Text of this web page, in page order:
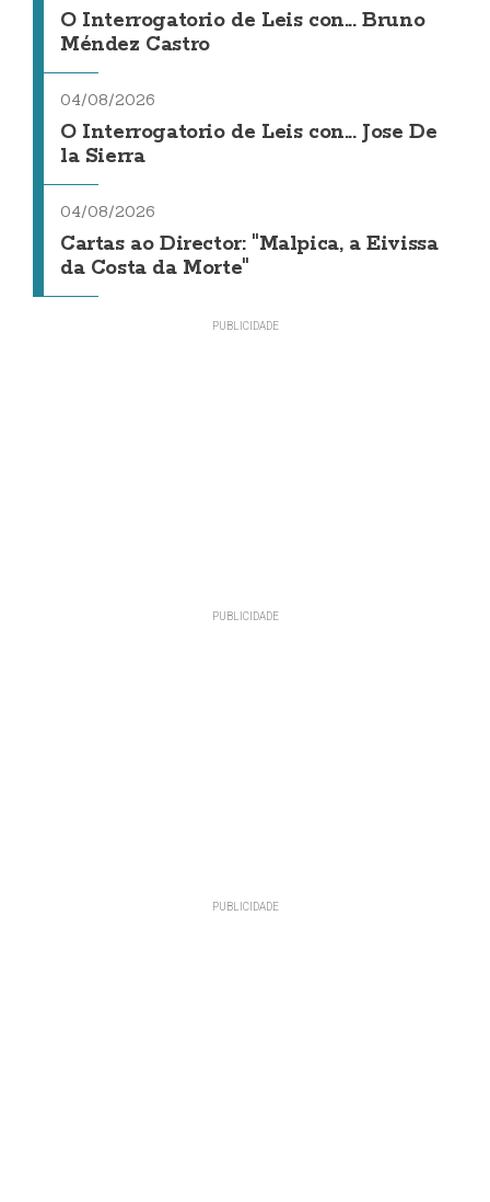
O Interrogatorio de Leis con... Bruno
Méndez Castro
04/08/2026
O Interrogatorio de Leis con... Jose De
la Sierra
04/08/2026
Cartas ao Director: "Malpica, a Eivissa
da Costa da Morte"